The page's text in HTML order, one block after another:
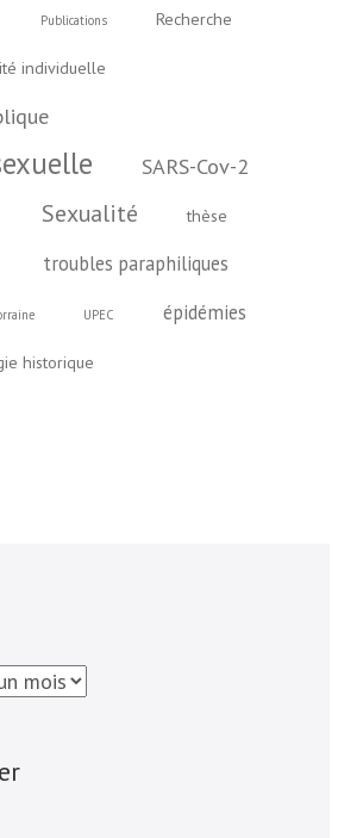
Publications Recherche
individuelle
SARS-Cov-2
Sexualité thèse
troubles paraphiliques
UPEC épidémies
historique